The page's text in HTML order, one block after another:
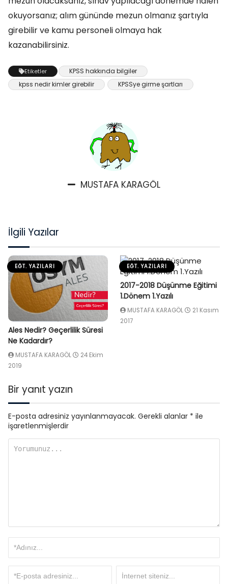
okuyorsanız; alım gününde mezun olmanız şartıyla
girebilir ve kamu personeli olmaya hak
kazanabilirsiniz.
Etiketler
KPSS hakkında bilgiler
kpss nedir kimler girebilir
KPSSye girme şartları
MUSTAFA KARAGÖL
İlgili Yazılar
EĞT. YAZILARI
Ales Nedir? Geçerlilik Süresi
Ne Kadardır?
MUSTAFA KARAGÖL
24 Ekim
2019
EĞT. YAZILARI
2017-2018 Düşünme Eğitimi
1.Dönem 1.Yazılı
MUSTAFA KARAGÖL
21 Kasım
2017
Bir yanıt yazın
E-posta adresiniz yayınlanmayacak. Gerekli alanlar * ile
işaretlenmişlerdir